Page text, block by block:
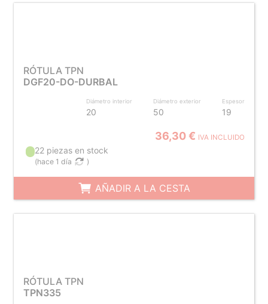
RÓTULA TPN
DGF20-DO-DURBAL
Diámetro interior
20
Diámetro exterior
50
Espesor
19
36,30 € IVA INCLUIDO
22 piezas en stock
(hace 1 día )
AÑADIR A LA CESTA
RÓTULA TPN
TPN335